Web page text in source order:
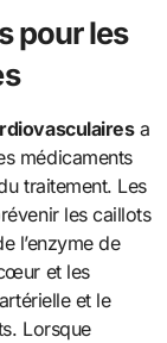
pour les
a
médicaments
traitement. Les
les caillots
l’enzyme de
et les
et le
Lorsque